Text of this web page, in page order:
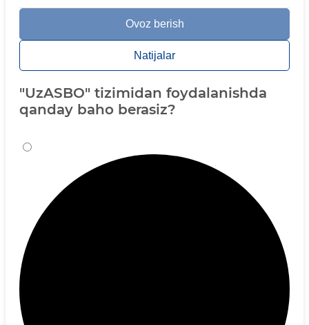
Ovoz berish
Natijalar
"UzASBO" tizimidan foydalanishda
qanday baho berasiz?